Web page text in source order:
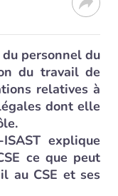
personnel du
du travail de
relatives à
dont elle
explique
ce que peut
au CSE et ses